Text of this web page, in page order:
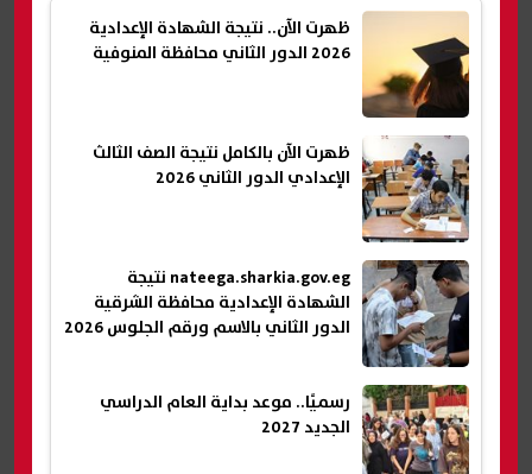
ظهرت الآن.. نتيجة الشهادة الإعدادية
2026 الدور الثاني محافظة المنوفية
ظهرت الآن بالكامل نتيجة الصف الثالث
الإعدادي الدور الثاني 2026
nateega.sharkia.gov.eg نتيجة
الشهادة الإعدادية محافظة الشرقية
الدور الثاني بالاسم ورقم الجلوس 2026
رسميًا.. موعد بداية العام الدراسي
الجديد 2027